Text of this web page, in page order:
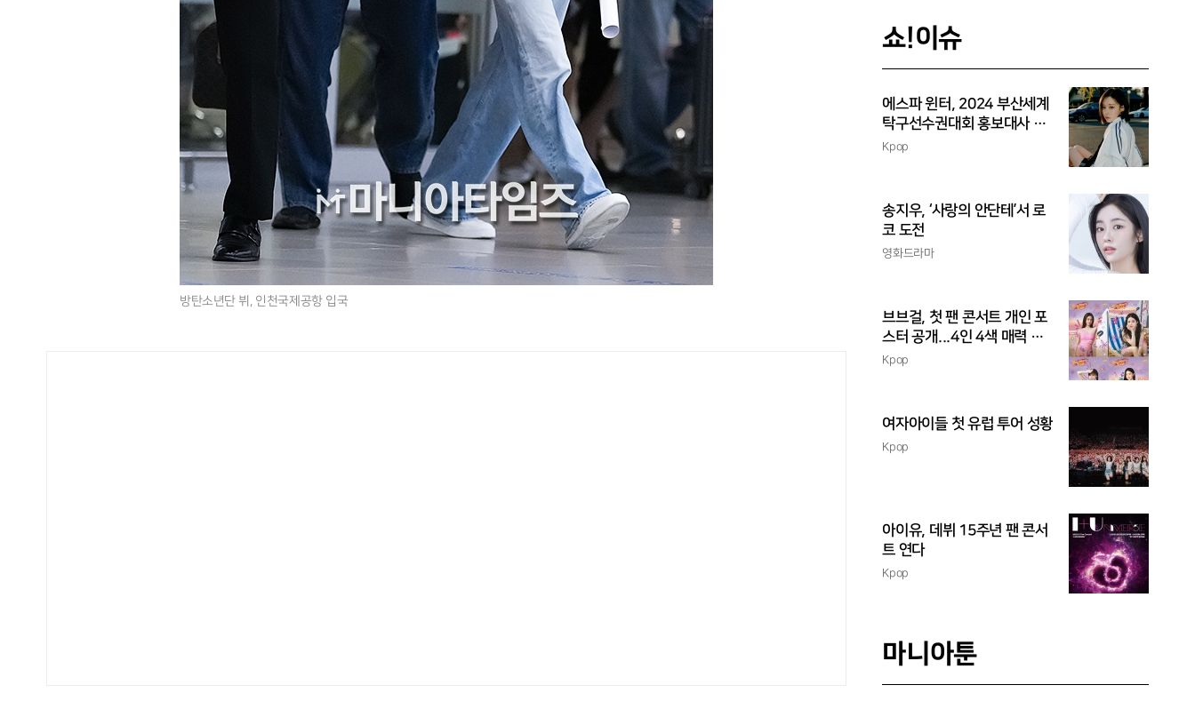
방탄소년단 뷔, 인천국제공항 입국
쇼!이슈
에스파 윈터, 2024 부산세계
탁구선수권대회 홍보대사 위
촉
Kpop
송지우, ‘사랑의 안단테’서 로
코 도전
영화드라마
브브걸, 첫 팬 콘서트 개인 포
스터 공개...4인 4색 매력 발
산
Kpop
여자아이들 첫 유럽 투어 성황
Kpop
아이유, 데뷔 15주년 팬 콘서
트 연다
Kpop
마니아툰